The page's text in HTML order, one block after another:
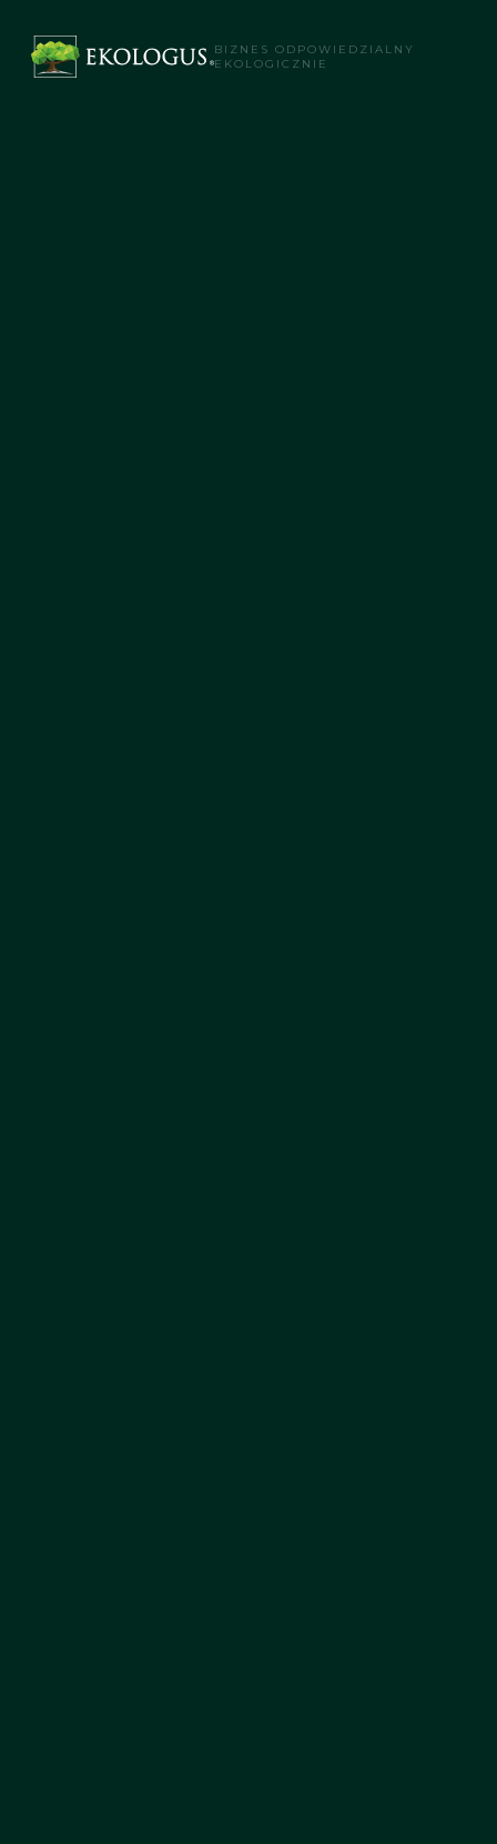
BIZNES ODPOWIEDZIALNY
EKOLOGICZNIE